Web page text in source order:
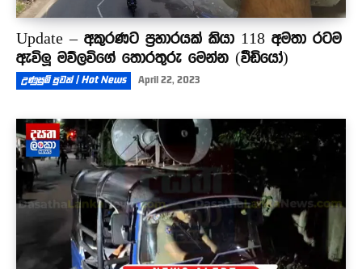
Update – අකුරණට ප්‍රහාරයක් කියා 118 අමතා රටම
ඇවිලූ මව්ලවිගේ තොරතුරු මෙන්න (වීඩියෝ)
උණුසුම් පුවත් | Hot News April 22, 2023